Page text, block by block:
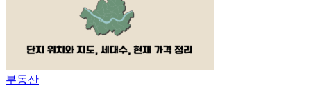
부동산